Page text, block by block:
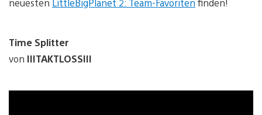
Time Splitter
von IIITAKTLOSSIII